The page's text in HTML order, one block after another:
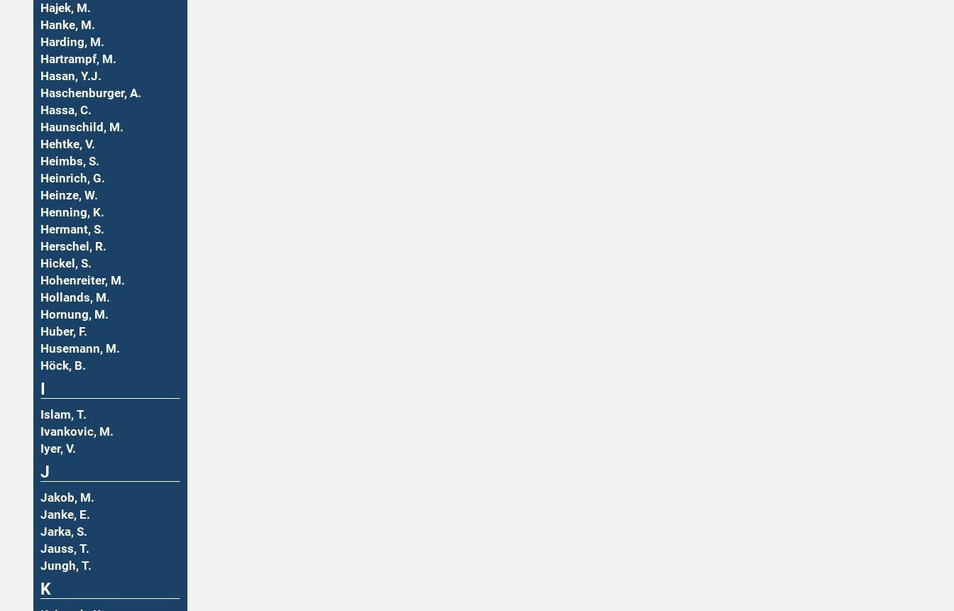
Hajek, M.
Hanke, M.
Harding, M.
Hartrampf, M.
Hasan, Y.J.
Haschenburger, A.
Hassa, C.
Haunschild, M.
Hehtke, V.
Heimbs, S.
Heinrich, G.
Heinze, W.
Henning, K.
Hermant, S.
Herschel, R.
Hickel, S.
Hohenreiter, M.
Hollands, M.
Hornung, M.
Huber, F.
Husemann, M.
Höck, B.
Islam, T.
Ivankovic, M.
Iyer, V.
J
Jakob, M.
Janke, E.
Jarka, S.
Jauss, T.
Jungh, T.
K